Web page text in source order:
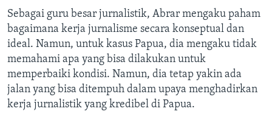
Sebagai guru besar jurnalistik, Abrar mengaku paham
bagaimana kerja jurnalisme secara konseptual dan
ideal. Namun, untuk kasus Papua, dia mengaku tidak
memahami apa yang bisa dilakukan untuk
memperbaiki kondisi. Namun, dia tetap yakin ada
jalan yang bisa ditempuh dalam upaya menghadirkan
kerja jurnalistik yang kredibel di Papua.